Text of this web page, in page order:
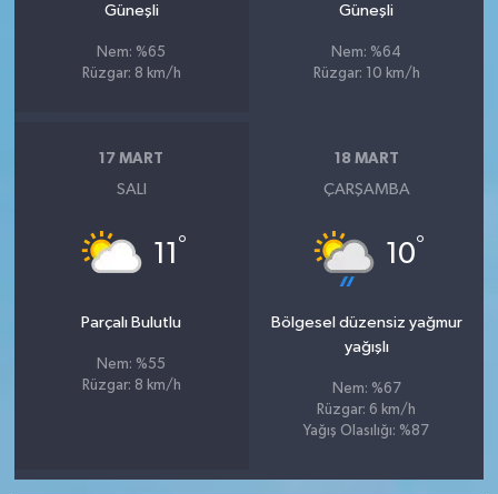
Güneşli
Nem: %65
Rüzgar: 8 km/h
Güneşli
Nem: %64
Rüzgar: 10 km/h
17 MART
SALI
11 °
Parçalı Bulutlu
Nem: %55
Rüzgar: 8 km/h
18 MART
ÇARŞAMBA
10°
Bölgesel düzensiz yağmur
yağışlı
Nem: %67
Rüzgar: 6 km/h
Yağış Olasılığı: %87